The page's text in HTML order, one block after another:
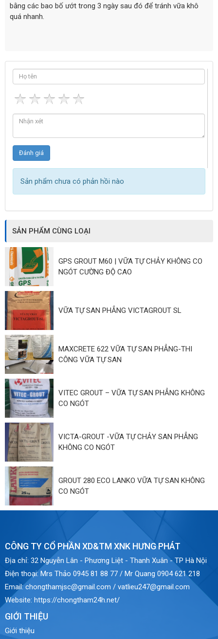
bằng các bao bố ướt trong 3 ngày sau đó để tránh vữa khô
quá nhanh.
Sản phẩm chưa có phản hồi nào
SẢN PHẨM CÙNG LOẠI
GPS GROUT M60 | VỮA TỰ CHẢY KHÔNG CO
NGÓT CƯỜNG ĐỘ CAO
VỮA TỰ SAN PHẲNG VICTAGROUT SL
MAXCRETE 622 VỮA TỰ SAN PHẲNG-THI
CÔNG VỮA TỰ SAN
VITEC GROUT – VỮA TỰ SAN PHẲNG KHÔNG
CO NGÓT
VICTA-GROUT -VỮA TỰ CHẢY SAN PHẲNG
KHÔNG CO NGÓT
GROUT 280 ECO LANKO VỮA TỰ SAN KHÔNG
CO NGÓT
CÔNG TY CỔ PHẦN XD&TM XNK HƯNG PHÁT
Địa chỉ: 32 Nguyễn Lân - Phương Liệt - Thanh Xuân - TP Hà Nội
Điện thoại: Mrs Thảo 0945 81 88 77 / Mr Quang 0904 621 218
Email:chongthamjsc@gmail.com / vatlieu247@gmail.com
Website: https://chongtham24h.net/
GIỚI THIỆU
Giới thiệu